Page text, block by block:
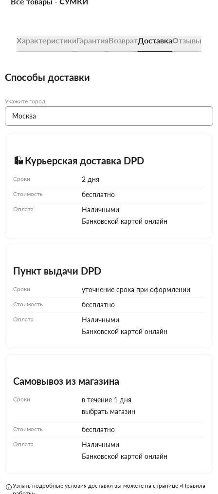
ХарактеристикиГарантияВозвратДоставкаОтзывы
Способы доставки
Укажите город
Курьерская доставка DPD
Сроки 2 дня
Стоимость бесплатно
Оплата
Наличными
Банковской картой онлайн
Пункт выдачи DPD
Сроки уточнение срока при оформлении
Стоимость бесплатно
Оплата
Наличными
Банковской картой онлайн
Самовывоз из магазина
Сроки
в течение 1 дня
выбрать магазин
Стоимость бесплатно
Оплата
Наличными
Банковской картой онлайн
Узнать подробные условия доставки вы можете на странице «Правила